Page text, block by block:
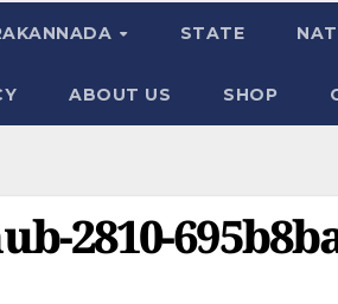
STATE
ABOUT US SHOP
2810-